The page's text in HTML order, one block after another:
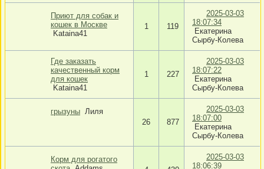
Приют для собак и
кошек в Москве
Kataina41
1 119
2025-03-03
18:07:34
Екатерина
Сырбу-Колева
Где заказать
качественный корм
для кошек
Kataina41
1 227
2025-03-03
18:07:22
Екатерина
Сырбу-Колева
грызуны Лиля
26
877
2025-03-03
18:07:00
Екатерина
Сырбу-Колева
Корм для рогатого
2025-03-03
18:06:39